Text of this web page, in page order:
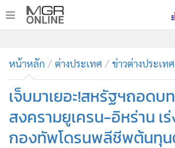
• ทันเหตุการณ์
• ภาคใต้
• ภูมิภาค
• Online Section
• บันเทิง
หน้าหลัก ต่างประเทศ ข่าวต่างประเทศ